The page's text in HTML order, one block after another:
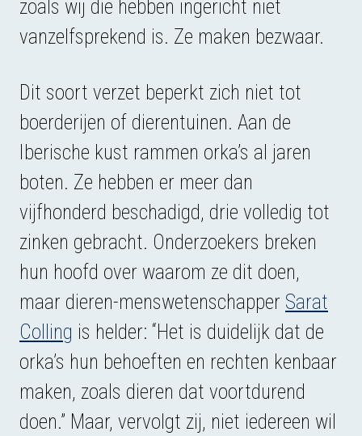
zoals wij die hebben ingericht niet
vanzelfsprekend is. Ze maken bezwaar.
Dit soort verzet beperkt zich niet tot
boerderijen of dierentuinen. Aan de
Iberische kust rammen orka’s al jaren
boten. Ze hebben er meer dan
vijfhonderd beschadigd, drie volledig tot
zinken gebracht. Onderzoekers breken
hun hoofd over waarom ze dit doen,
maar dieren-menswetenschapper Sarat
Colling is helder: “Het is duidelijk dat de
orka’s hun behoeften en rechten kenbaar
maken, zoals dieren dat voortdurend
doen.” Maar, vervolgt zij, niet iedereen wil